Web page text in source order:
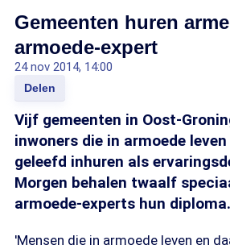
Gemeenten huren
armoede-expert
24 nov 2014, 14:00
Delen
Vijf gemeenten in Oost-
inwoners die in armoede
geleefd inhuren als
Morgen behalen twaalf
armoede-experts hun diploma.
'Mensen die in armoede leven en